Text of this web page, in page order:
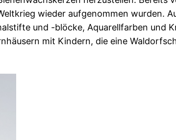
wieder aufgenommen wurden.
und -blöcke, Aquarellfarben und
mit Kindern, die eine